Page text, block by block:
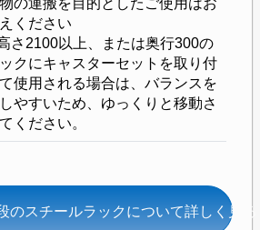
ください
さ2100以上、または奥行300の
クにキャスターセットを取り付
使用される場合は、バランスを
やすいため、ゆっくりと移動さ
ください。
のスチールラックについて詳しく見る